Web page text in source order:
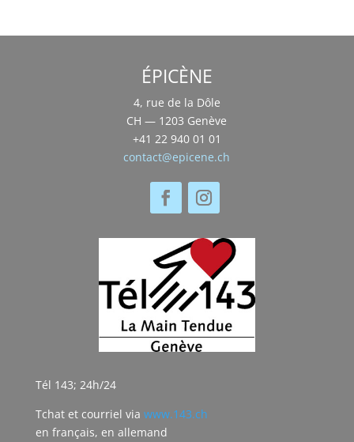
ÉPICÈNE
4, rue de la Dôle
CH — 1203 Genève
+41 22 940 01 01
contact@epicene.ch
Tél 143; 24h/24
Tchat et courriel via www.143.ch
en français, en allemand